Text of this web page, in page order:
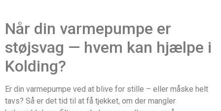
Når din varmepumpe er
støjsvag — hvem kan hjælpe i
Kolding?
Er din varmepumpe ved at blive for stille – eller måske helt
tavs? Så er det tid til at få tjekket, om der mangler